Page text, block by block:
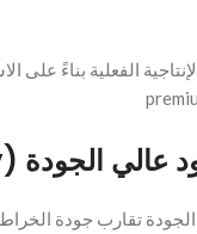
تقارب جودة